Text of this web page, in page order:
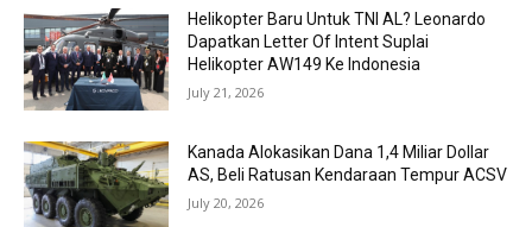
Helikopter Baru Untuk TNI AL? Leonardo
Dapatkan Letter Of Intent Suplai
Helikopter AW149 Ke Indonesia
July 21, 2026
Kanada Alokasikan Dana 1,4 Miliar Dollar
AS, Beli Ratusan Kendaraan Tempur ACSV
July 20, 2026